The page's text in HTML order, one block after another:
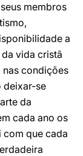
membros
a
vida cristã
nas condições
deixar-se
da
cada ano os
que cada